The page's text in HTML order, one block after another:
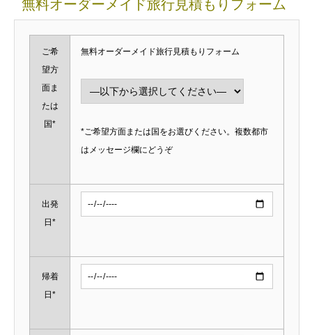
無料オーダーメイド旅行見積もりフォーム
ご希
望方
面ま
たは
国*
無料オーダーメイド旅行見積もりフォーム
*ご希望方面または国をお選びください。複数都市
はメッセージ欄にどうぞ
出発
日*
帰着
日*